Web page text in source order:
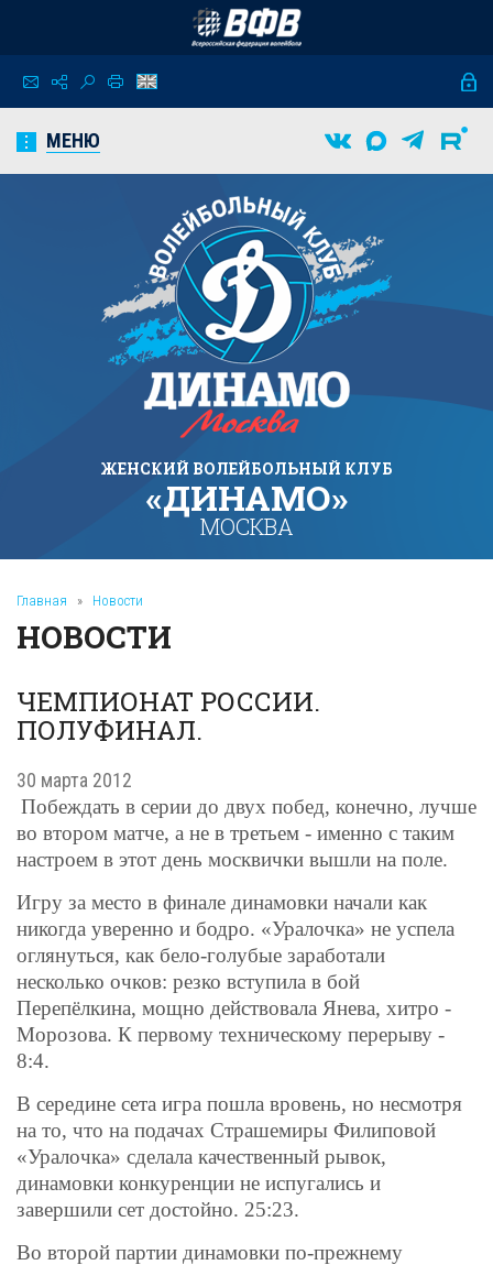
МЕНЮ
ЖЕНСКИЙ ВОЛЕЙБОЛЬНЫЙ КЛУБ
«ДИНАМО»
МОСКВА
Главная » Новости
НОВОСТИ
ЧЕМПИОНАТ РОССИИ.
ПОЛУФИНАЛ.
30 марта 2012
Побеждать в серии до двух побед, конечно, лучше
во втором матче, а не в третьем - именно с таким
настроем в этот день москвички вышли на поле.
Игру за место в финале динамовки начали как
никогда уверенно и бодро. «Уралочка» не успела
оглянуться, как бело-голубые заработали
несколько очков: резко вступила в бой
Перепёлкина, мощно действовала Янева, хитро -
Морозова. К первому техническому перерыву -
8:4.
В середине сета игра пошла вровень, но несмотря
на то, что на подачах Страшемиры Филиповой
«Уралочка» сделала качественный рывок,
динамовки конкуренции не испугались и
завершили сет достойно. 25:23.
Во второй партии динамовки по-прежнему